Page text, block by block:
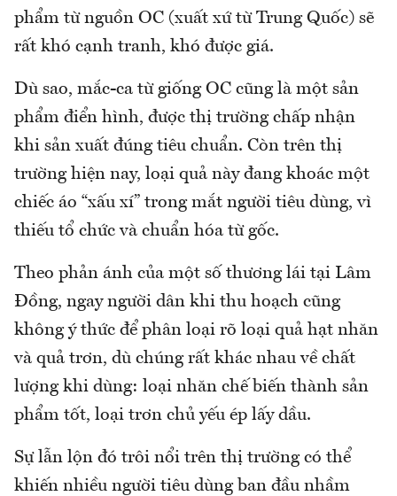
phẩm từ nguồn OC (xuất xứ từ Trung Quốc) sẽ
rất khó cạnh tranh, khó được giá.
Dù sao, mắc-ca từ giống OC cũng là một sản
phẩm điển hình, được thị trường chấp nhận
khi sản xuất đúng tiêu chuẩn. Còn trên thị
trường hiện nay, loại quả này đang khoác một
chiếc áo “xấu xí” trong mắt người tiêu dùng, vì
thiếu tổ chức và chuẩn hóa từ gốc.
Theo phản ánh của một số thương lái tại Lâm
Đồng, ngay người dân khi thu hoạch cũng
không ý thức để phân loại rõ loại quả hạt nhăn
và quả trơn, dù chúng rất khác nhau về chất
lượng khi dùng: loại nhăn chế biến thành sản
phẩm tốt, loại trơn chủ yếu ép lấy dầu.
Sự lẫn lộn đó trôi nổi trên thị trường có thể
khiến nhiều người tiêu dùng ban đầu nhầm